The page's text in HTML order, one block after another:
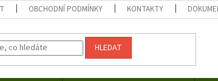
OBCHODNÍ PODMÍNKY KONTAKTY
HLEDAT